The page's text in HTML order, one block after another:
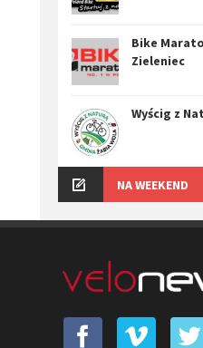
Bike
Zieleniec
Wyścig z
NA WEEKEND